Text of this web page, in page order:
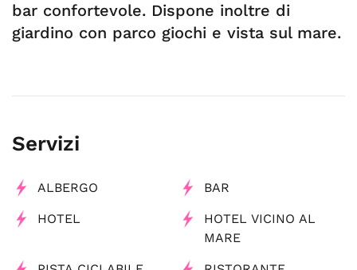
bar confortevole. Dispone inoltre di
giardino con parco giochi e vista sul mare.
Servizi
ALBERGO BAR
HOTEL
HOTEL VICINO AL
MARE